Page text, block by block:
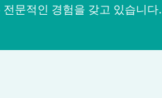
전문적인 경험을 갖고 있습니다.